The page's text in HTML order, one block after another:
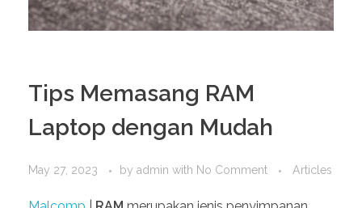
Tips Memasang RAM
Laptop dengan Mudah
May 27, 2023 by admin with No Comment Articles